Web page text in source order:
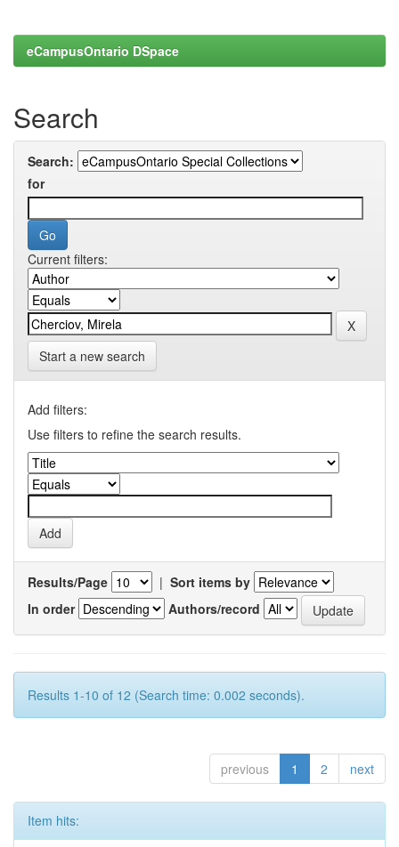
eCampusOntario DSpace
Search
Search:
for
Current filters:
Start a new search
Add filters:
Use filters to refine the search results.
Results/Page | Sort items by
In order
Authors/record
Results 1-10 of 12 (Search time: 0.002 seconds).
previous 1 2 next
Item hits: